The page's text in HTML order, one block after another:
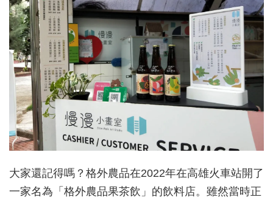
大家還記得嗎？格外農品在2022年在高雄火車站開了
一家名為「格外農品果茶飲」的飲料店。雖然當時正